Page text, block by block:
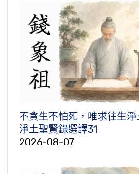
不貪生不怕死，唯求往生淨
淨土聖賢錄選譯31
2026-08-07